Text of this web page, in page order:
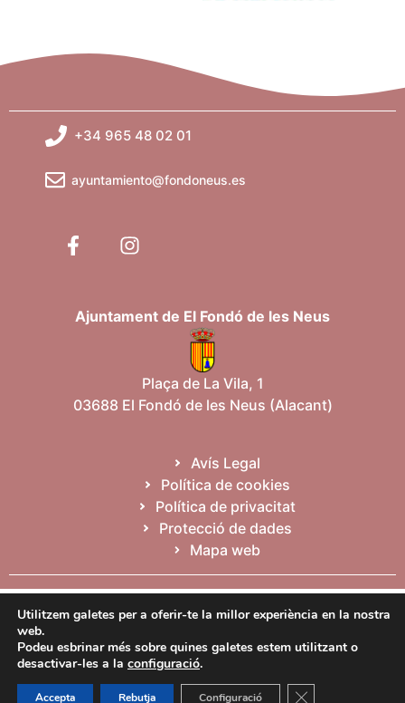
+34 965 48 02 01
ayuntamiento@fondoneus.es
Ajuntament de El Fondó de les Neus
Plaça de La Vila, 1
03688 El Fondó de les Neus (Alacant)
Avís Legal
Política de cookies
Política de privacitat
Protecció de dades
Mapa web
Utilitzem galetes per a oferir-te la millor experiència en la nostra
web.
Podeu esbrinar més sobre quines galetes estem utilitzant o
desactivar-les a la configuració.
Accepta Rebutja Configuració Tanca el bàner de
Valencià English